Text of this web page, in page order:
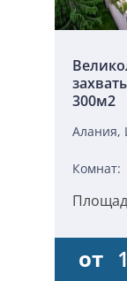
300м2
Алания,
Комнат:
от